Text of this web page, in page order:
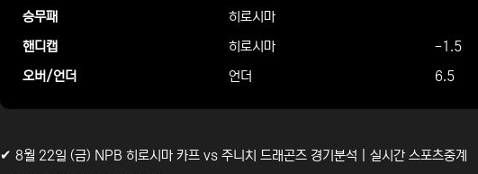
승무패 히로시마
핸디캡
히로시마 -1.5
오버/언더
언더 6.5
✔ 8월 22일 (금) NPB 히로시마 카프 vs 주니치 드래곤즈 경기분석 | 실시간 스포츠중계